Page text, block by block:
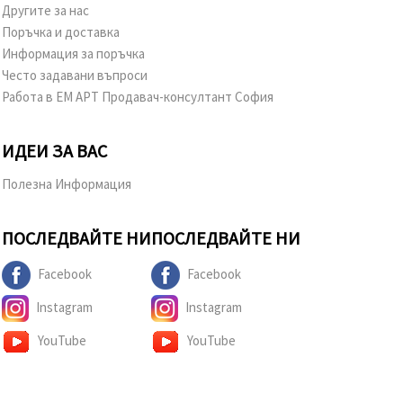
Другите за нас
Поръчка и доставка
Информация за поръчка
Често задавани въпроси
Работа в ЕМ АРТ Продавач-консултант София
ИДЕИ ЗА ВАС
Полезна Информация
ПОСЛЕДВАЙТЕ НИ
Facebook
Instagram
YouTube
ПОСЛЕДВАЙТЕ НИ
Facebook
Instagram
YouTube